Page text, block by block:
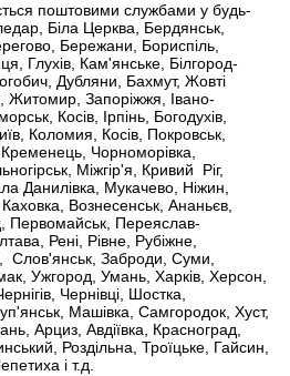
поштовими службами у будь-
Біла Церква, Бердянськ,
Бережани, Бориспіль,
Глухів, Кам'янське, Білгород-
Дубляни, Бахмут, Жовті
Житомир, Запоріжжя, Івано-
Косів, Ірпінь, Богодухів,
Коломия, Косів, Покровськ,
Чорноморівка,
Міжгір'я, Кривий Ріг,
Данилівка, Мукачево, Ніжин,
Вознесенськ, Ананьєв,
Первомайськ, Переяслав-
Рені, Рівне, Рубіжне,
Слов'янськ, Заброди, Суми,
Ужгород, Умань, Харків, Херсон,
Чернівці, Шостка,
Машівка, Самгородок, Хуст,
Арциз, Авдіївка, Красноград,
Роздільна, Троїцьке, Гайсин,
і т.д.